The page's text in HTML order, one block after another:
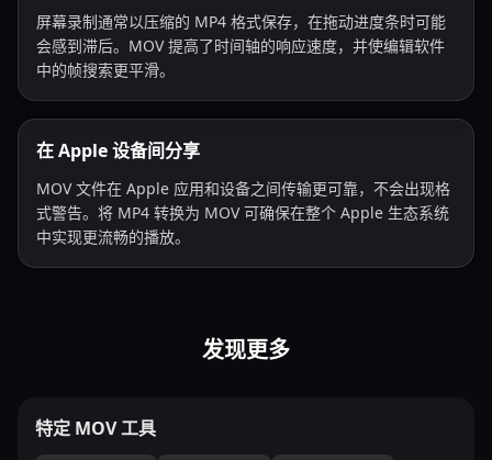
屏幕录制通常以压缩的 MP4 格式保存，在拖动进度条时可能
会感到滞后。MOV 提高了时间轴的响应速度，并使编辑软件
中的帧搜索更平滑。
在 Apple 设备间分享
MOV 文件在 Apple 应用和设备之间传输更可靠，不会出现格
式警告。将 MP4 转换为 MOV 可确保在整个 Apple 生态系统
中实现更流畅的播放。
发现更多
特定 MOV 工具